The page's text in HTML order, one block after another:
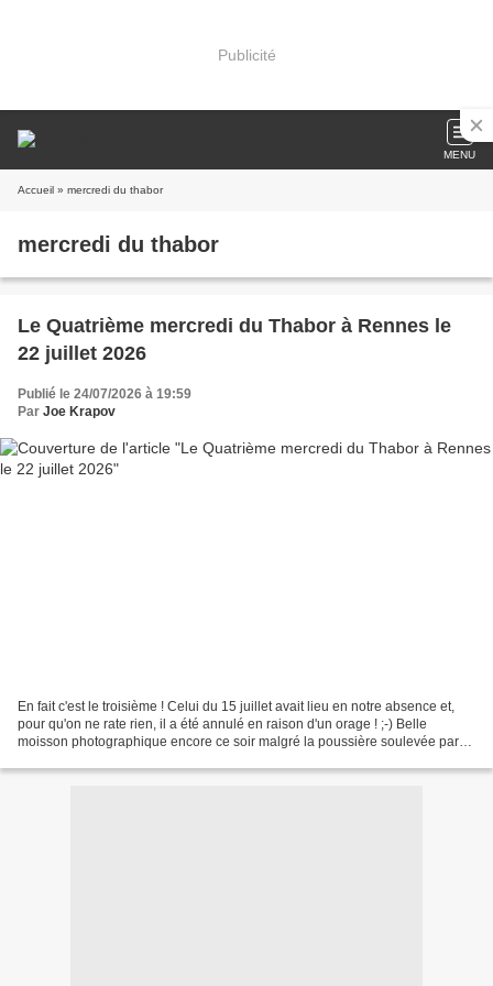
Publicité
MENU
Accueil » mercredi du thabor
mercredi du thabor
Le Quatrième mercredi du Thabor à Rennes le
22 juillet 2026
Publié le 24/07/2026 à 19:59
Par Joe Krapov
En fait c'est le troisième ! Celui du 15 juillet avait lieu en notre absence et,
pour qu'on ne rate rien, il a été annulé en raison d'un orage ! ;-) Belle
moisson photographique encore ce soir malgré la poussière soulevée par